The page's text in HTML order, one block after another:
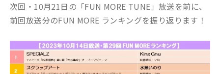
次回・10月21日の「FUN MORE TUNE」放送を前に、
前回放送分のFUN MORE ランキングを振り返ります！